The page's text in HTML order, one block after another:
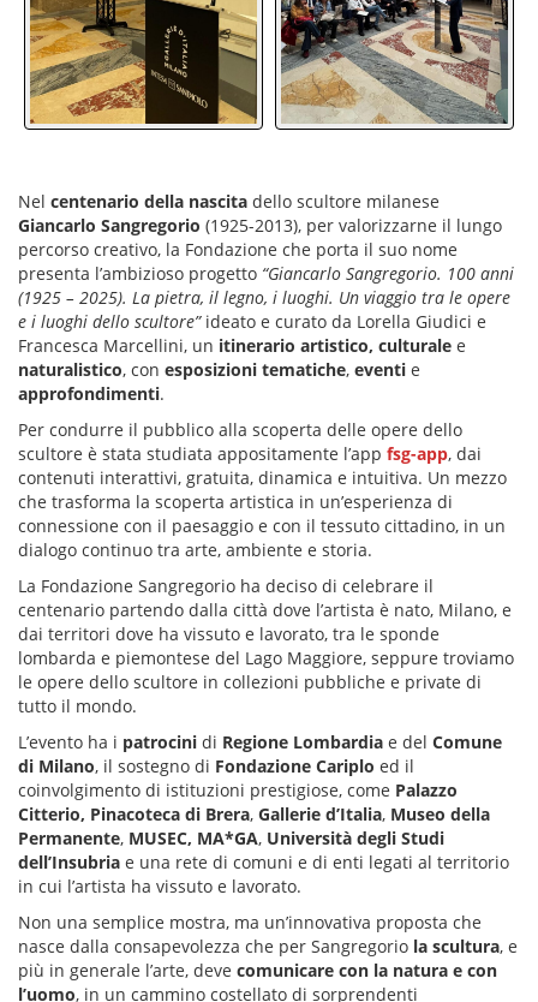
Nel centenario della nascita dello scultore milanese
Giancarlo Sangregorio (1925-2013), per valorizzarne il lungo
percorso creativo, la Fondazione che porta il suo nome
presenta l’ambizioso progetto “Giancarlo Sangregorio. 100 anni
(1925 – 2025). La pietra, il legno, i luoghi. Un viaggio tra le opere
e i luoghi dello scultore”ideato e curato da Lorella Giudici e
Francesca Marcellini, un itinerario artistico, culturale e
naturalistico, con esposizioni tematiche, eventi e
approfondimenti.
Per condurre il pubblico alla scoperta delle opere dello
scultore è stata studiata appositamente l’app fsg-app, dai
contenuti interattivi, gratuita, dinamica e intuitiva. Un mezzo
che trasforma la scoperta artistica in un’esperienza di
connessione con il paesaggio e con il tessuto cittadino, in un
dialogo continuo tra arte, ambiente e storia.
La Fondazione Sangregorio ha deciso di celebrare il
centenario partendo dalla città dove l’artista è nato, Milano, e
dai territori dove ha vissuto e lavorato, tra le sponde
lombarda e piemontese del Lago Maggiore, seppure troviamo
le opere dello scultore in collezioni pubbliche e private di
tutto il mondo.
L’evento ha i patrocini di Regione Lombardia e del Comune
di Milano, il sostegno di Fondazione Cariplo ed il
coinvolgimento di istituzioni prestigiose, come Palazzo
Citterio, Pinacoteca di Brera, Gallerie d’Italia, Museo della
Permanente, MUSEC, MA*GA, Università degli Studi
dell’Insubria e una rete di comuni e di enti legati al territorio
in cui l’artista ha vissuto e lavorato.
Non una semplice mostra, ma un’innovativa proposta che
nasce dalla consapevolezza che per Sangregorio la scultura, e
più in generale l’arte, deve comunicare con la natura e con
l’uomo, in un cammino costellato di sorprendenti